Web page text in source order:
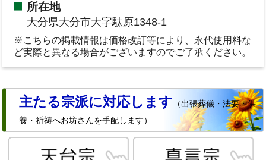
所在地
大分県大分市大字駄原1348-1
※こちらの掲載情報は価格改訂等により、永代使用料な
ど実際と異なる場合がございますのでご了承ください。
主たる宗派に対応します （出張葬儀・法要・供
養・祈祷へお坊さんを手配します）